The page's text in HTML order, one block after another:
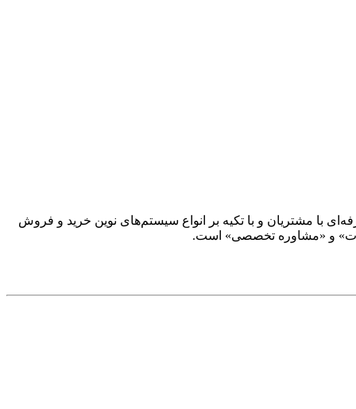
حرفه‌ای با مشتریان و با تکیه بر انواع سیستم‌های نوین خرید و فروش
و «مشاوره تخصصی» است.